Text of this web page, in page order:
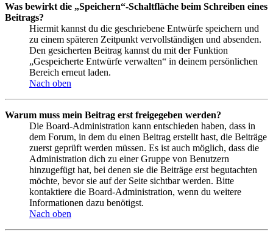
Was bewirkt die „Speichern“-Schaltfläche beim Schreiben eines
Beitrags?
Hiermit kannst du die geschriebene Entwürfe speichern und
zu einem späteren Zeitpunkt vervollständigen und absenden.
Den gesicherten Beitrag kannst du mit der Funktion
„Gespeicherte Entwürfe verwalten“ in deinem persönlichen
Bereich erneut laden.
Nach oben
Warum muss mein Beitrag erst freigegeben werden?
Die Board-Administration kann entschieden haben, dass in
dem Forum, in dem du einen Beitrag erstellt hast, die Beiträge
zuerst geprüft werden müssen. Es ist auch möglich, dass die
Administration dich zu einer Gruppe von Benutzern
hinzugefügt hat, bei denen sie die Beiträge erst begutachten
möchte, bevor sie auf der Seite sichtbar werden. Bitte
kontaktiere die Board-Administration, wenn du weitere
Informationen dazu benötigst.
Nach oben